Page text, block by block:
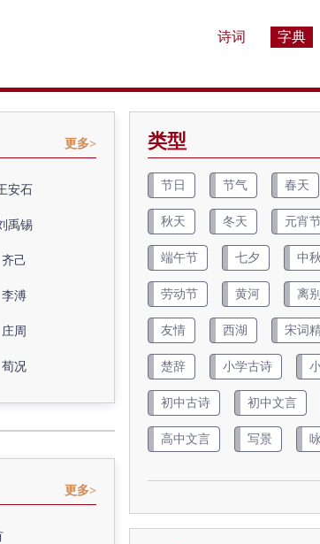
诗词 字典
更多>
安石
禹锡
齐己
李溥
庄周
荀况
更多>
类型
节日 节气 春天
秋天 冬天 元宵
端午节 七夕 中秋
劳动节 黄河 离别
友情 西湖 宋词
楚辞 小学古诗
初中古诗 初中文言
高中文言 写景